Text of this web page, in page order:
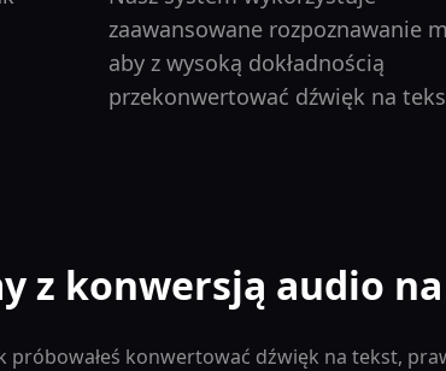
zaawansowane rozpoznawanie
aby z wysoką dokładnością
przekonwertować dźwięk na
z konwersją audio
próbowałeś konwertować dźwięk na tekst,